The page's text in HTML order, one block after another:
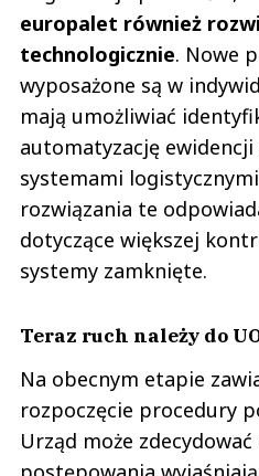
europalet również
technologicznie. Nowe
wyposażone są w
mają umożliwiać
automatyzację
systemami
rozwiązania te
dotyczące większej
systemy zamknięte.
Teraz ruch należy do
Na obecnym etapie
rozpoczęcie procedury
Urząd może zdecydować